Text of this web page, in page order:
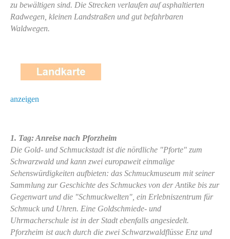
zu bewältigen sind. Die Strecken verlaufen auf asphaltierten
Radwegen, kleinen Landstraßen und gut befahrbaren
Waldwegen.
anzeigen
1. Tag: Anreise nach Pforzheim
Die Gold- und Schmuckstadt ist die nördliche "Pforte" zum
Schwarzwald und kann zwei europaweit einmalige
Sehenswürdigkeiten aufbieten: das Schmuckmuseum mit seiner
Sammlung zur Geschichte des Schmuckes von der Antike bis zur
Gegenwart und die "Schmuckwelten", ein Erlebniszentrum für
Schmuck und Uhren. Eine Goldschmiede- und
Uhrmacherschule ist in der Stadt ebenfalls angesiedelt.
Pforzheim ist auch durch die zwei Schwarzwaldflüsse Enz und